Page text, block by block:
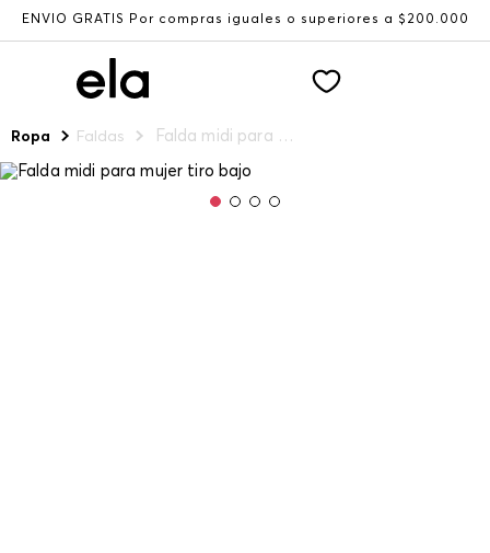
ENVÍO GRATIS Por compras iguales o superiores a $200.000
Ropa Faldas Falda midi para mujer tiro bajo